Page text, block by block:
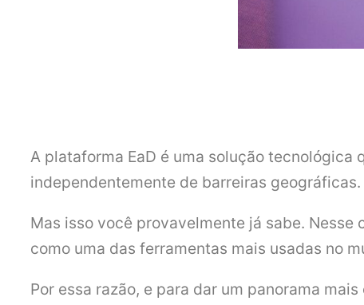
A plataforma EaD é uma solução
independentemente de barreiras geográficas.
Mas isso você provavelmente já sabe.
como uma das ferramentas mais usadas no
Por essa razão, e para dar um panorama